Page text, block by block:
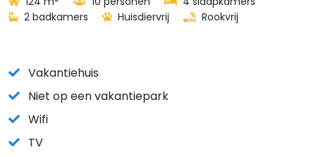
2 badkamers
Huisdiervrij Rookvrij
Vakantiehuis
Niet op een vakantiepark
Wifi
TV